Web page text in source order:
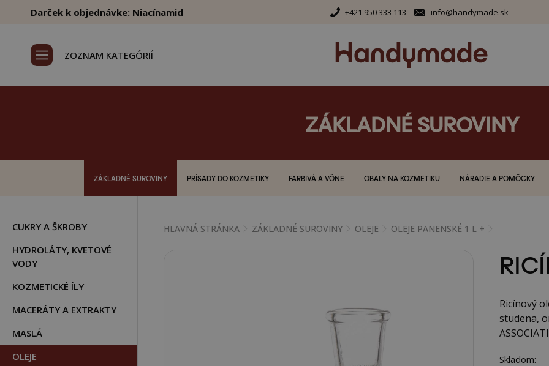
Darček k objednávke: Niacínamid +421 950 333 113 info@handymade.sk
ZOZNAM KATEGÓRIÍ
ZÁKLADNÉ SUROVINY
ZÁKLADNÉ SUROVINY PRÍSADY DO KOZMETIKY FARBIVÁ A VÔNE OBALY NA KOZMETIKU NÁRADIE A POMÔCKY
CUKRY A ŠKROBY
HYDROLÁTY, KVETOVÉ
VODY
KOZMETICKÉ ÍLY
MACERÁTY A EXTRAKTY
MASLÁ
OLEJE
HLAVNÁ STRÁNKA ZÁKLADNÉ SUROVINY OLEJE OLEJE PANENSKÉ 1 L +
Ricínový
studena,
Skladom: